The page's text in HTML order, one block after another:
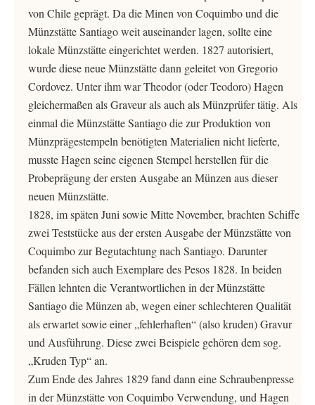
von Chile geprägt. Da die Minen von Coquimbo und die
Münzstätte Santiago weit auseinander lagen, sollte eine
lokale Münzstätte eingerichtet werden. 1827 autorisiert,
wurde diese neue Münzstätte dann geleitet von Gregorio
Cordovez. Unter ihm war Theodor (oder Teodoro) Hagen
gleichermaßen als Graveur als auch als Münzprüfer tätig. Als
einmal die Münzstätte Santiago die zur Produktion von
Münzprägestempeln benötigten Materialien nicht lieferte,
musste Hagen seine eigenen Stempel herstellen für die
Probeprägung der ersten Ausgabe an Münzen aus dieser
neuen Münzstätte.
1828, im späten Juni sowie Mitte November, brachten Schiffe
zwei Teststücke aus der ersten Ausgabe der Münzstätte von
Coquimbo zur Begutachtung nach Santiago. Darunter
befanden sich auch Exemplare des Pesos 1828. In beiden
Fällen lehnten die Verantwortlichen in der Münzstätte
Santiago die Münzen ab, wegen einer schlechteren Qualität
als erwartet sowie einer „fehlerhaften“ (also kruden) Gravur
und Ausführung. Diese zwei Beispiele gehören dem sog.
„Kruden Typ“ an.
Zum Ende des Jahres 1829 fand dann eine Schraubenpresse
in der Münzstätte von Coquimbo Verwendung, und Hagen